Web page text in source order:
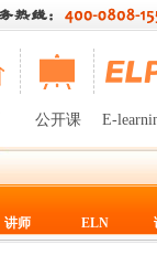
公开课 E-
讲师 ELN